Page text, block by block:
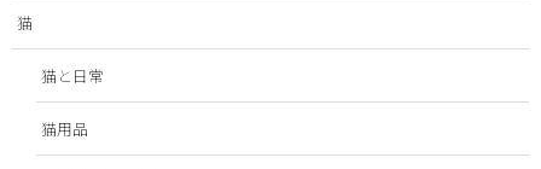
猫
猫と日常
猫用品